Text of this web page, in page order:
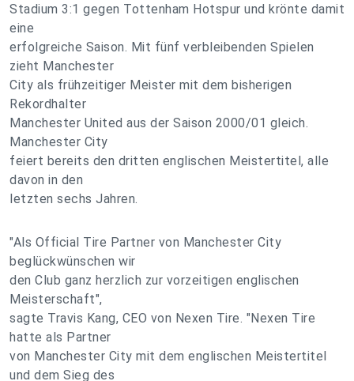
Stadium 3:1 gegen Tottenham Hotspur und krönte damit
eine
erfolgreiche Saison. Mit fünf verbleibenden Spielen
zieht Manchester
City als frühzeitiger Meister mit dem bisherigen
Rekordhalter
Manchester United aus der Saison 2000/01 gleich.
Manchester City
feiert bereits den dritten englischen Meistertitel, alle
davon in den
letzten sechs Jahren.
"Als Official Tire Partner von Manchester City
beglückwünschen wir
den Club ganz herzlich zur vorzeitigen englischen
Meisterschaft",
sagte Travis Kang, CEO von Nexen Tire. "Nexen Tire
hatte als Partner
von Manchester City mit dem englischen Meistertitel
und dem Sieg des